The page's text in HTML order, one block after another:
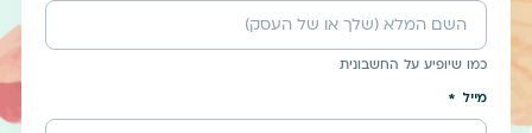
כמו שיופיע על החשבונית
מייל